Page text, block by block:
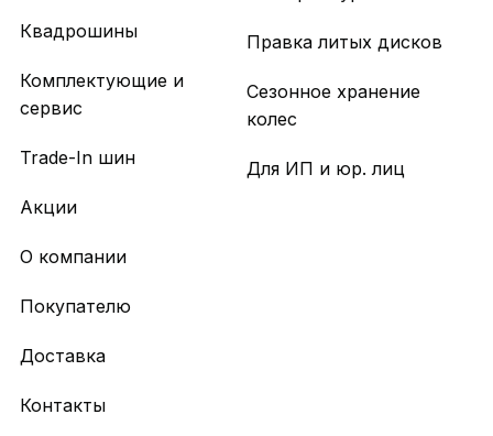
Квадрошины
Комплектующие и
сервис
Trade-In шин
Акции
Правка литых дисков
Сезонное хранение
колес
Для ИП и юр. лиц
О компании
Покупателю
Доставка
Контакты